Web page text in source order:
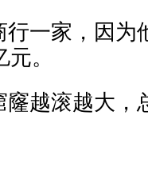
一家，因为
。
越滚越大，